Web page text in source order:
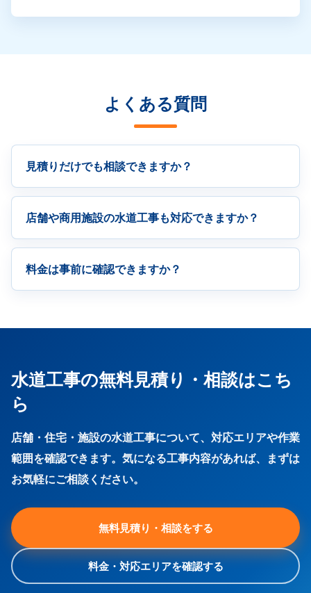
よくある質問
見積りだけでも相談できますか？
店舗や商用施設の水道工事も対応できますか？
料金は事前に確認できますか？
水道工事の無料見積り・相談はこち
ら
店舗・住宅・施設の水道工事について、対応エリアや作業
範囲を確認できます。気になる工事内容があれば、まずは
お気軽にご相談ください。
無料見積り・相談をする
料金・対応エリアを確認する